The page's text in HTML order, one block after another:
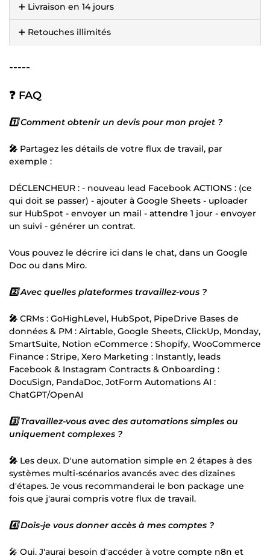
➕ Livraison en 14 jours
➕ Retouches illimités
-----
❓ FAQ
1️⃣ Comment obtenir un devis pour mon projet ?
🎤 Partagez les détails de votre flux de travail, par
exemple :
DÉCLENCHEUR : - nouveau lead Facebook ACTIONS : (ce
qui doit se passer) - ajouter à Google Sheets - uploader
sur HubSpot - envoyer un mail - attendre 1 jour - envoyer
un suivi - générer un contrat.
Vous pouvez le décrire ici dans le chat, dans un Google
Doc ou dans Miro.
2️⃣ Avec quelles plateformes travaillez-vous ?
🎤 CRMs : GoHighLevel, HubSpot, PipeDrive Bases de
données & PM : Airtable, Google Sheets, ClickUp, Monday,
SmartSuite, Notion eCommerce : Shopify, WooCommerce
Finance : Stripe, Xero Marketing : Instantly, leads
Facebook & Instagram Contracts & Onboarding :
DocuSign, PandaDoc, JotForm Automations AI :
ChatGPT/OpenAI
3️⃣ Travaillez-vous avec des automations simples ou
uniquement complexes ?
🎤 Les deux. D'une automation simple en 2 étapes à des
systèmes multi-scénarios avancés avec des dizaines
d'étapes. Je vous recommanderai le bon package une
fois que j'aurai compris votre flux de travail.
4️⃣ Dois-je vous donner accès à mes comptes ?
🎤 Oui. J'aurai besoin d'accéder à votre compte n8n et